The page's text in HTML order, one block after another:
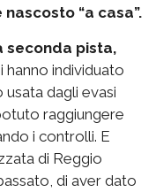
“a casa”.
seconda pista,
hanno individuato
usata dagli evasi
raggiungere
i controlli. E
di Reggio
di aver dato